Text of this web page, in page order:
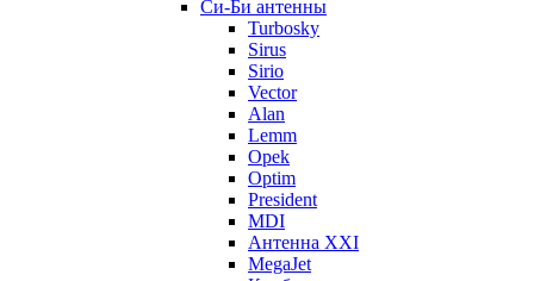
Си-Би антенны
Turbosky
Sirus
Sirio
Vector
Alan
Lemm
Opek
Optim
President
MDI
Антенна XXI
MegaJet